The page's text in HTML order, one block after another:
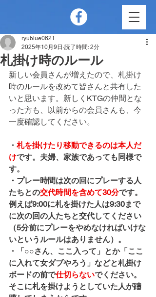
札掛け時のルール
ryublue0621
2025年10月9日 読了時間: 2分
新しい会員さんが増えたので、札掛け
時のルールを改めて皆さんと共有した
いと思います。新しくKTGの仲間とな
った方も、以前からの会員さんも、今
一度確認してください。
・ 札を掛けたり移動できるのは本人だ
けです。夫婦、家族であっても同様で
す。
・プレー時間は次の回にプレーする人
たちとの交代時間を含めて30分です。
例えば9:00に札を掛けた人は9:30まで
に次の回の人たちと交代してください
（5分前にプレーをやめなければいけな
いというルールはありません）。
・「○○さん、ここ入って」とか「ここ
に入れて女ダブやろう」などと札掛け
ボードの前で仕切らないでください。
そこに札を掛けようとしていた人が躊